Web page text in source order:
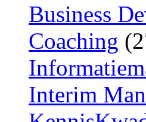
Business
Coaching
Interim